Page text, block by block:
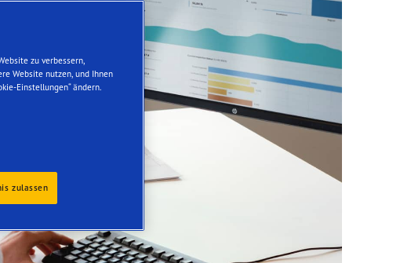
zu verbessern,
Website nutzen, und Ihnen
Einstellungen“ ändern.
zulassen